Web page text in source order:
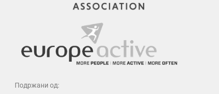
Подржани од: